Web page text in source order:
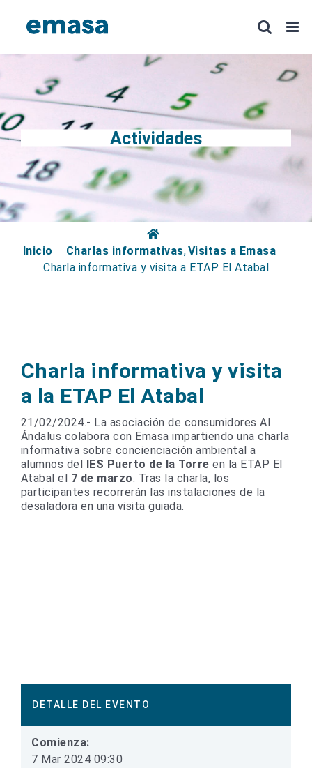
Actividades
Inicio Charlas informativas Visitas a Emasa
Charla informativa y visita a ETAP El Atabal
Charla informativa y visita
a la ETAP El Atabal
21/02/2024.- La asociación de consumidores Al
Ándalus colabora con Emasa impartiendo una charla
informativa sobre concienciación ambiental a
alumnos del IES Puerto de la Torre en la ETAP El
Atabal el 7 de marzo. Tras la charla, los
participantes recorrerán las instalaciones de la
desaladora en una visita guiada.
DETALLE DEL EVENTO
Comienza:
7 Mar 2024 09:30